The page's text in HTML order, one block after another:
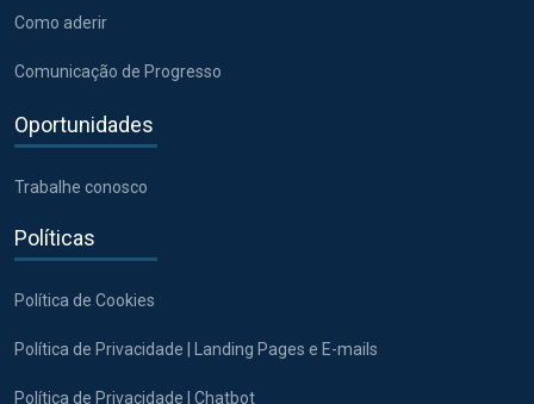
Como aderir
Comunicação de Progresso
Oportunidades
Trabalhe conosco
Políticas
Política de Cookies
Política de Privacidade | Landing Pages e E-mails
Política de Privacidade | Chatbot